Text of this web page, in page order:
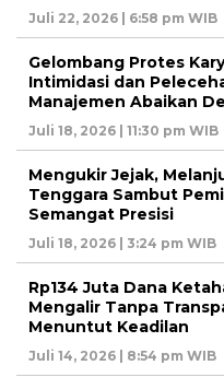
Juli 22, 2026 | 6:58 pm WIB
Gelombang Protes
Intimidasi dan
Manajemen Abaikan
Juli 18, 2026 | 11:30 pm WIB
Mengukir Jejak,
Tenggara Sambut
Semangat Presisi
Juli 18, 2026 | 3:24 pm WIB
Rp134 Juta Dana
Mengalir Tanpa
Menuntut Keadilan
Juli 14, 2026 | 8:54 pm WIB